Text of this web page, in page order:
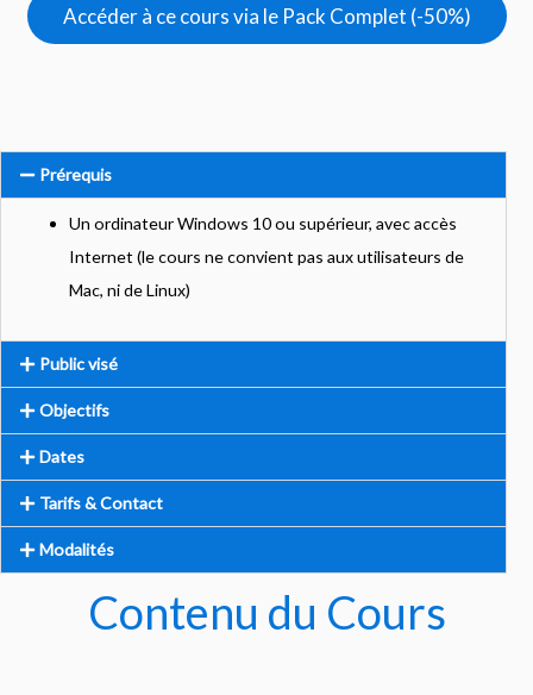
Prérequis
Un ordinateur Windows 10 ou supérieur, avec accès
Internet (le cours ne convient pas aux utilisateurs de
Mac, ni de Linux)
Public visé
Objectifs
Dates
Tarifs & Contact
Modalités
Accéder à ce cours via le Pack Complet (-50%)
Contenu du Cours